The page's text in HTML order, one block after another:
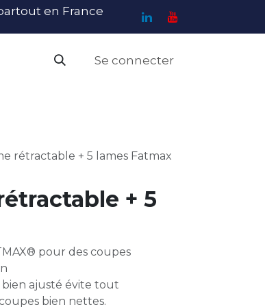
en France
Se connecter
rétractable + 5 lames Fatmax
+ 5
pour des coupes
bien ajusté évite tout
bien nettes.